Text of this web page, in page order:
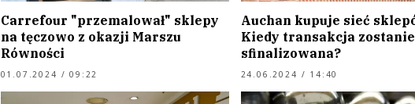
Carrefour "przemalował" sklepy
na tęczowo z okazji Marszu
Równości
01.07.2024 / 09:22
Auchan kupuje sieć
Kiedy transakcja zostanie
sfinalizowana?
24.06.2024 / 14:40